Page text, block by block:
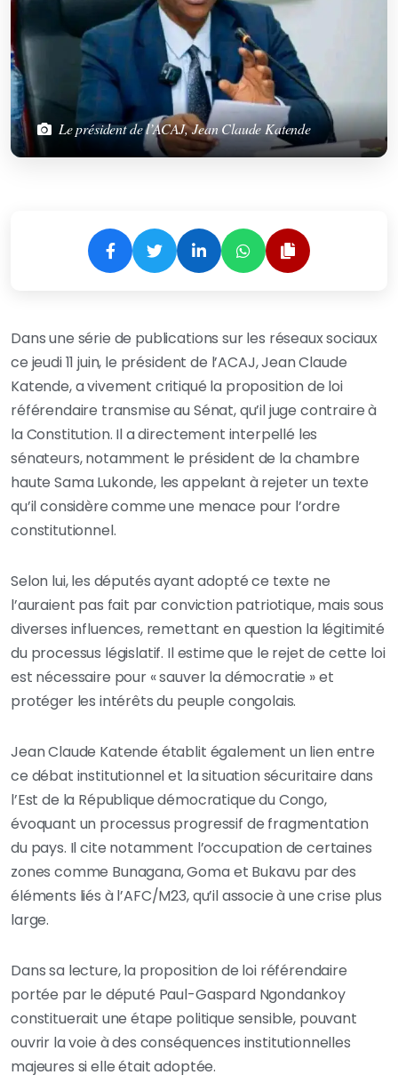
Le président de l’ACAJ, Jean Claude Katende
Dans une série de publications sur les réseaux sociaux
ce jeudi 11 juin, le président de l’ACAJ, Jean Claude
Katende, a vivement critiqué la proposition de loi
référendaire transmise au Sénat, qu’il juge contraire à
la Constitution. Il a directement interpellé les
sénateurs, notamment le président de la chambre
haute Sama Lukonde, les appelant à rejeter un texte
qu’il considère comme une menace pour l’ordre
constitutionnel.
Selon lui, les députés ayant adopté ce texte ne
l’auraient pas fait par conviction patriotique, mais sous
diverses influences, remettant en question la légitimité
du processus législatif. Il estime que le rejet de cette loi
est nécessaire pour « sauver la démocratie » et
protéger les intérêts du peuple congolais.
Jean Claude Katende établit également un lien entre
ce débat institutionnel et la situation sécuritaire dans
l’Est de la République démocratique du Congo,
évoquant un processus progressif de fragmentation
du pays. Il cite notamment l’occupation de certaines
zones comme Bunagana, Goma et Bukavu par des
éléments liés à l’AFC/M23, qu’il associe à une crise plus
large.
Dans sa lecture, la proposition de loi référendaire
portée par le député Paul-Gaspard Ngondankoy
constituerait une étape politique sensible, pouvant
ouvrir la voie à des conséquences institutionnelles
majeures si elle était adoptée.